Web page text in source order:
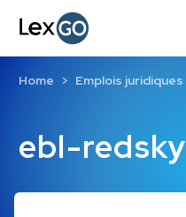
ebl-redsky
Home Emplois juridiques